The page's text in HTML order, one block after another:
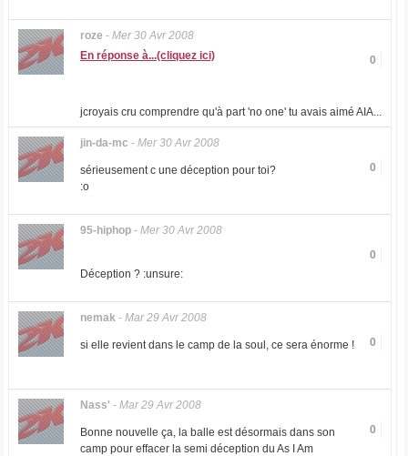
roze - Mer 30 Avr 2008
0
En réponse à...(cliquez ici)
jcroyais cru comprendre qu'à part 'no one' tu avais aimé AIA...
jin-da-mc - Mer 30 Avr 2008
0
sérieusement c une déception pour toi?
:o
95-hiphop- Mer 30 Avr 2008
0
Déception ? :unsure:
nemak- Mar 29 Avr 2008
0
si elle revient dans le camp de la soul, ce sera énorme !
Nass' - Mar 29 Avr 2008
0
Bonne nouvelle ça, la balle est désormais dans son
camp pour effacer la semi déception du As I Am